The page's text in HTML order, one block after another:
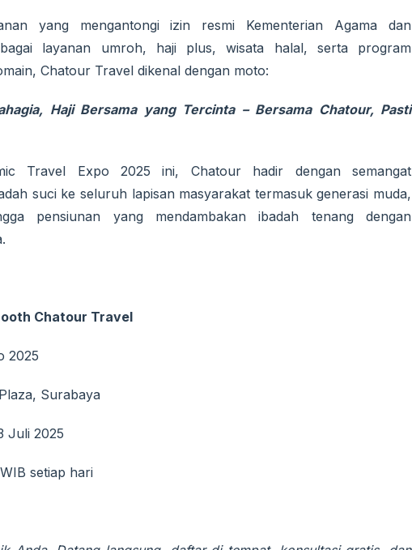
yang mengantongi izin resmi Kementerian Agama dan
layanan umroh, haji plus, wisata halal, serta program
Chatour Travel dikenal dengan moto:
Haji Bersama yang Tercinta – Bersama Chatour, Pasti
Travel Expo 2025 ini, Chatour hadir dengan semangat
suci ke seluruh lapisan masyarakat termasuk generasi muda,
pensiunan yang mendambakan ibadah tenang dengan
Chatour Travel
2025
Surabaya
Juli 2025
setiap hari